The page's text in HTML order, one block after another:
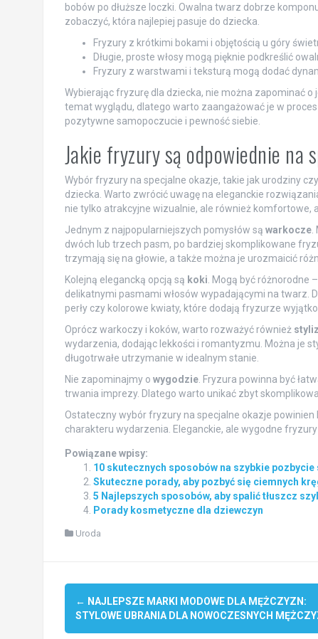
bobów po dłuższe loczki. Owalna twarz dobrze
zobaczyć, która najlepiej pasuje do dziecka.
Fryzury z krótkimi bokami i objętością u góry
Długie, proste włosy mogą pięknie podkreślić
Fryzury z warstwami i teksturą mogą dodać
Wybierając fryzurę dla dziecka, nie można zapominać
temat wyglądu, dlatego warto zaangażować je w
pozytywne samopoczucie i pewność siebie.
Jakie fryzury są odpowiednie na
Wybór fryzury na specjalne okazje, takie jak urodziny
dziecka. Warto zwrócić uwagę na eleganckie
nie tylko atrakcyjne wizualnie, ale również komfortowe,
Jednym z najpopularniejszych pomysłów są warkocze.
dwóch lub trzech pasm, po bardziej skomplikowane
trzymają się na głowie, a także można je urozmaicić
Kolejną elegancką opcją są koki . Mogą być różnorodne
delikatnymi pasmami włosów wypadającymi na twarz.
perły czy kolorowe kwiaty, które dodają fryzurze
Oprócz warkoczy i koków, warto rozważyć również
wydarzenia, dodając lekkości i romantyzmu. Można je
długotrwałe utrzymanie w idealnym stanie.
Nie zapominajmy o wygodzie. Fryzura powinna być
trwania imprezy. Dlatego warto unikać zbyt
Ostateczny wybór fryzury na specjalne okazje
charakteru wydarzenia. Eleganckie, ale wygodne
Powiązane wpisy:
10 skutecznych sposobów na szybkie
Skuteczne porady, aby pozbyć się ciemnych
5 Najlepszych sposobów, aby spalić tłuszcz
Porady kosmetyczne dla dziewczyn
Uroda
Post
navigation
← NAJLEPSZE MARKI MODOWE DLA MĘŻCZYZN:
STYLOWE UBRANIA DLA NOWOCZESNYCH